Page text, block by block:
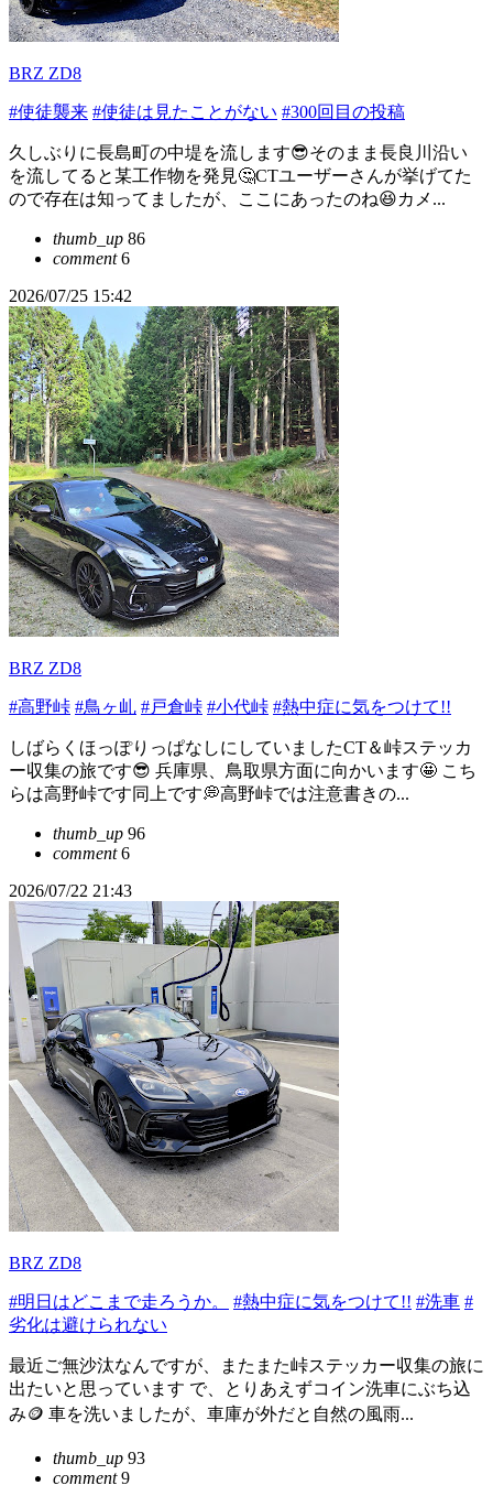
BRZ ZD8
#使徒襲来 #使徒は見たことがない #300回目の投稿
久しぶりに長島町の中堤を流します😎そのまま長良川沿い
を流してると某工作物を発見🤔CTユーザーさんが挙げてた
ので存在は知ってましたが、ここにあったのね😆カメ...
thumb_up 86
comment6
2026/07/25 15:42
BRZ ZD8
#高野峠 #鳥ヶ乢 #戸倉峠 #小代峠 #熱中症に気をつけて!!
しばらくほっぽりっぱなしにしていましたCT＆峠ステッカ
ー収集の旅です😎 兵庫県、鳥取県方面に向かいます🤩 こち
らは高野峠です同上です💭高野峠では注意書きの...
thumb_up 96
comment6
2026/07/22 21:43
BRZ ZD8
#明日はどこまで走ろうか。 #熱中症に気をつけて!! #洗車 #
劣化は避けられない
最近ご無沙汰なんですが、またまた峠ステッカー収集の旅に
出たいと思っています で、とりあえずコイン洗車にぶち込
み🪙 車を洗いましたが、車庫が外だと自然の風雨...
thumb_up 93
comment9